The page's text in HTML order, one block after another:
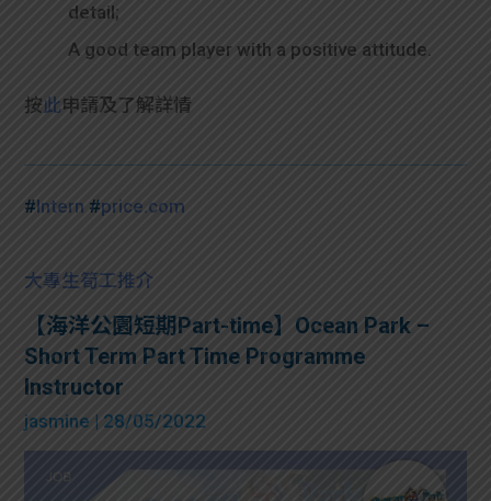
detail;
A good team player with a positive attitude.
按此申請及了解詳情
#Intern #price.com
大專生筍工推介
【海洋公園短期Part-time】Ocean Park –
Short Term Part Time Programme
Instructor
jasmine | 28/05/2022